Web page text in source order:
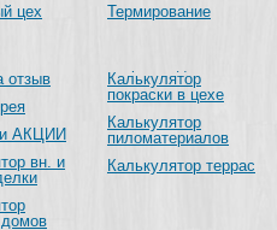
цех
Термирование
отзыв
АКЦИИ
вн. и
домов
Калькулятор
покраски в цехе
Калькулятор
пиломатериалов
Калькулятор террас